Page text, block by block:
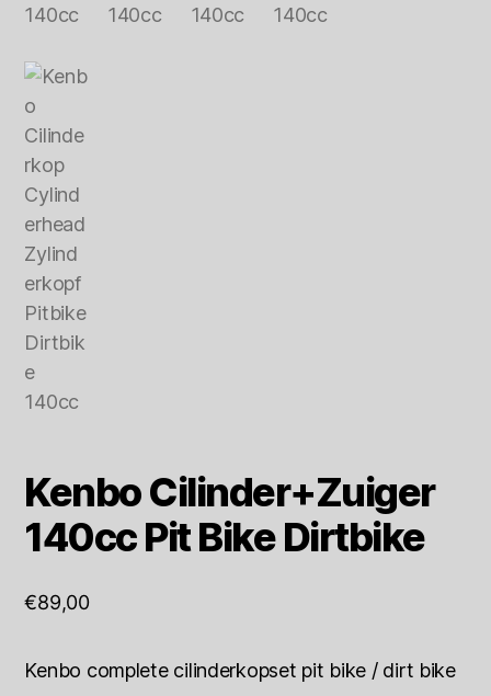
Kenbo Cilinder+Zuiger
140cc Pit Bike Dirtbike
€89,00
Kenbo complete cilinderkopset pit bike / dirt bike